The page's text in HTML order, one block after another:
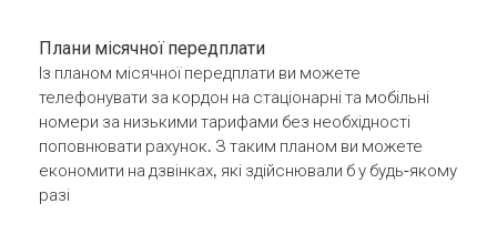
Плани місячної передплати
Із планом місячної передплати ви можете
телефонувати за кордон на стаціонарні та мобільні
номери за низькими тарифами без необхідності
поповнювати рахунок. З таким планом ви можете
економити на дзвінках, які здійснювали б у будь-якому
разі